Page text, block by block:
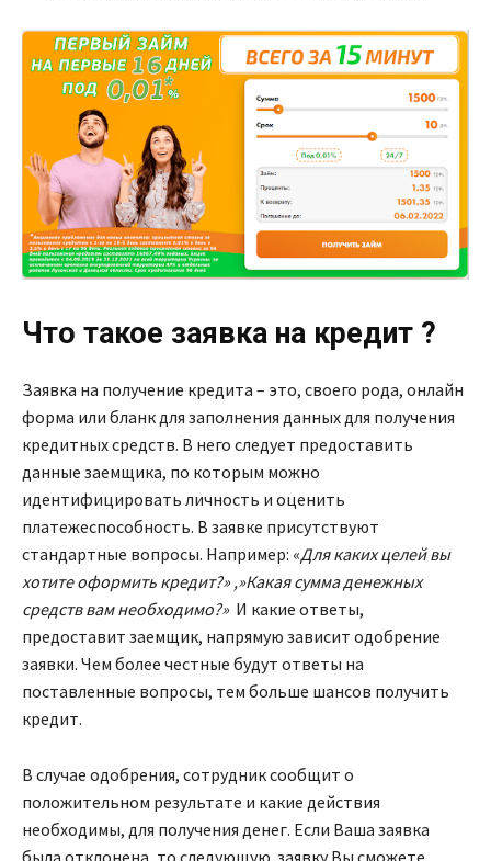
Что такое заявка на кредит ?
Заявка на получение кредита – это, своего рода, онлайн
форма или бланк для заполнения данных для получения
кредитных средств. В него следует предоставить
данные заемщика, по которым можно
идентифицировать личность и оценить
платежеспособность. В заявке присутствуют
стандартные вопросы. Например: «Для каких целей вы
хотите оформить кредит?» ,»Какая сумма денежных
средств вам необходимо?»И какие ответы,
предоставит заемщик, напрямую зависит одобрение
заявки. Чем более честные будут ответы на
поставленные вопросы, тем больше шансов получить
кредит.
В случае одобрения, сотрудник сообщит о
положительном результате и какие действия
необходимы, для получения денег. Если Ваша заявка